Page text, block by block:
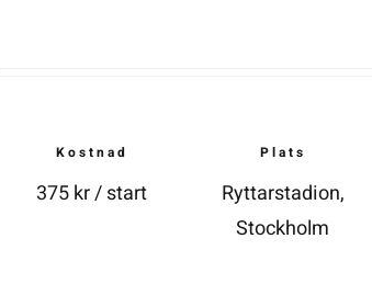
Kostnad
375 kr / start
Plats
Ryttarstadion,
Stockholm